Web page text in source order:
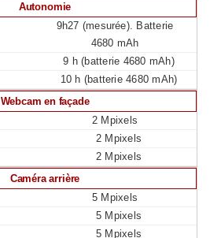
Autonomie
9h27 (mesurée). Batterie
4680 mAh
9 h (batterie 4680 mAh)
10 h (batterie 4680 mAh)
Webcam en façade
2 Mpixels
2 Mpixels
2 Mpixels
Caméra arrière
5 Mpixels
5 Mpixels
5 Mpixels